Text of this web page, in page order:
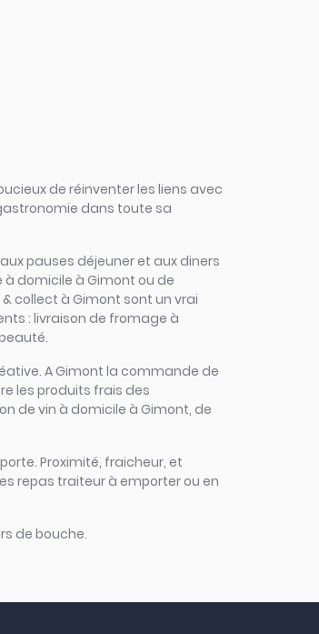
de réinventer les liens avec
dans toute sa
pauses déjeuner et aux diners
domicile à Gimont ou de
collect à Gimont sont un vrai
: livraison de fromage à
A Gimont la commande de
les produits frais des
de vin à domicile à Gimont, de
Proximité, fraicheur, et
repas traiteur à emporter ou en
de bouche.